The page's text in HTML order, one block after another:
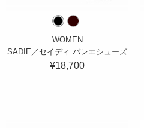
WOMEN
SADIE／セイディ バレエシューズ
¥18,700